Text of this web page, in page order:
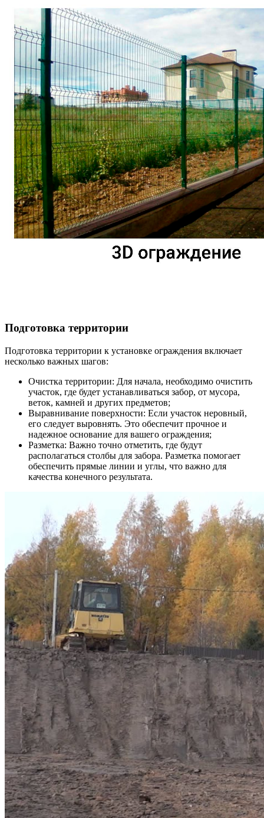
Подготовка территории
Подготовка территории к установке ограждения включает
несколько важных шагов:
Очистка территории: Для начала, необходимо очистить
участок, где будет устанавливаться забор, от мусора,
веток, камней и других предметов;
Выравнивание поверхности: Если участок неровный,
его следует выровнять. Это обеспечит прочное и
надежное основание для вашего ограждения;
Разметка: Важно точно отметить, где будут
располагаться столбы для забора. Разметка помогает
обеспечить прямые линии и углы, что важно для
качества конечного результата.